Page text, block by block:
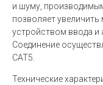
и шуму,
позволяет
устройством ввода и
Соединение
CAT5.
Технические